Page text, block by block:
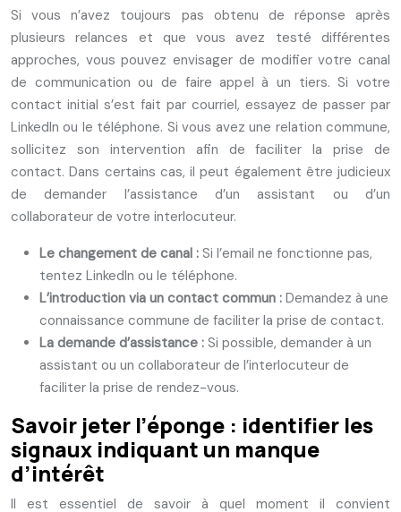
Si vous n’avez toujours pas obtenu de réponse après
plusieurs relances et que vous avez testé différentes
approches, vous pouvez envisager de modifier votre canal
de communication ou de faire appel à un tiers. Si votre
contact initial s’est fait par courriel, essayez de passer par
LinkedIn ou le téléphone. Si vous avez une relation commune,
sollicitez son intervention afin de faciliter la prise de
contact. Dans certains cas, il peut également être judicieux
de demander l’assistance d’un assistant ou d’un
collaborateur de votre interlocuteur.
Le changement de canal : Si l’email ne fonctionne pas,
tentez LinkedIn ou le téléphone.
L’introduction via un contact commun : Demandez à une
connaissance commune de faciliter la prise de contact.
La demande d’assistance : Si possible, demander à un
assistant ou un collaborateur de l’interlocuteur de
faciliter la prise de rendez-vous.
Savoir jeter l’éponge : identifier les
signaux indiquant un manque
d’intérêt
Il est essentiel de savoir à quel moment il convient